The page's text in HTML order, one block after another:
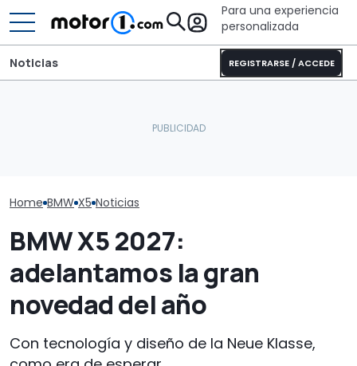
Para una experiencia
personalizada
REGISTRARSE / ACCEDE
Noticias
Home BMW X5 Noticias
BMW X5 2027:
adelantamos la gran
novedad del año
Con tecnología y diseño de la Neue Klasse,